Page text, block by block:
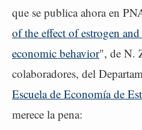
que se publica ahora en
of the effect of estrogen
economic behavior", de N.
colaboradores, del
Escuela de Economía de
merece la pena: